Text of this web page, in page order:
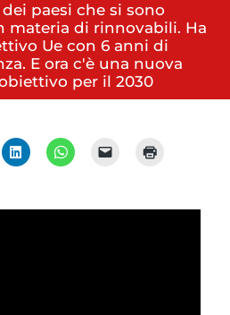
paesi che si sono
di rinnovabili. Ha
Ue con 6 anni di
E ora c'è una nuova
per il 2030